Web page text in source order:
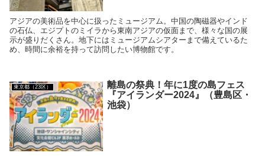
アジアの美術品を中心に扱ったミュージアム。中国の陶磁器やインド
の石仏、エジプトのミイラから東南アジアの仮面まで、様々な国の展
示が盛りだくさん。地下にはミュージアムシアターまで備えているた
め、時間に余裕を持って訪問したい博物館です。
東京都（23区）
離島の祭典！年に1度の島フェス
『アイランダー2024』（豊島区・
池袋）